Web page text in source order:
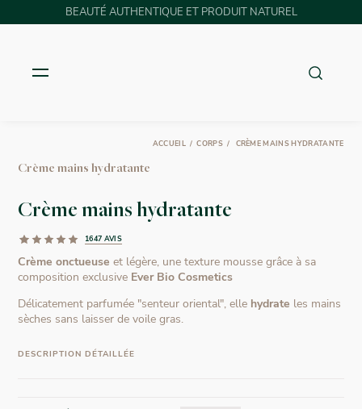
BEAUTÉ AUTHENTIQUE ET PRODUIT NATUREL
Crème mains hydratante
ACCUEIL CORPS CRÈME MAINS HYDRATANTE
Crème mains hydratante
1647 AVIS
Crème onctueuse et légère, une texture mousse grâce à sa
composition exclusive Ever Bio Cosmetics
Délicatement parfumée "senteur oriental", elle hydrate les mains
sèches sans laisser de voile gras.
DESCRIPTION DÉTAILLÉE